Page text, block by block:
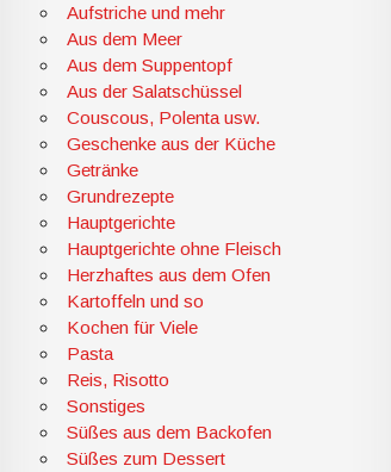
Aufstriche und mehr
Aus dem Meer
Aus dem Suppentopf
Aus der Salatschüssel
Couscous, Polenta usw.
Geschenke aus der Küche
Getränke
Grundrezepte
Hauptgerichte
Hauptgerichte ohne Fleisch
Herzhaftes aus dem Ofen
Kartoffeln und so
Kochen für Viele
Pasta
Reis, Risotto
Sonstiges
Süßes aus dem Backofen
Süßes zum Dessert